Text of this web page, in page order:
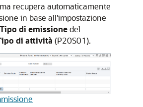
recupera automaticamente
in base all'impostazione
Tipo di emissionedel
di attività (P20S01).